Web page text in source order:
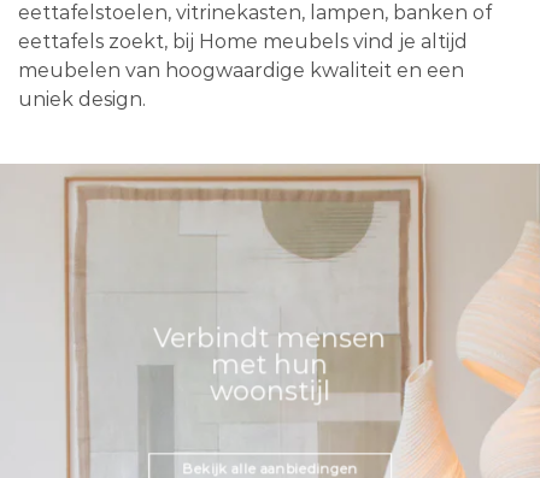
eettafelstoelen, vitrinekasten, lampen, banken of
eettafels zoekt, bij Home meubels vind je altijd
meubelen van hoogwaardige kwaliteit en een
uniek design.
Verbindt mensen
met hun
woonstijl
Bekijk alle aanbiedingen